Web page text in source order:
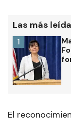
Las más
1
El